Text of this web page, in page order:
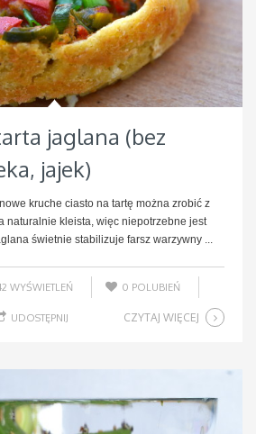
jaglana (bez
jajek)
kruche ciasto na tartę można zrobić z
naturalnie kleista, więc niepotrzebne jest
świetnie stabilizuje farsz warzywny ...
WYŚWIETLEŃ 0 POLUBIEŃ
UDOSTĘPNIJ CZYTAJ WIĘCEJ